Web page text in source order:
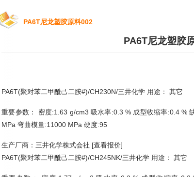
PA6T尼龙塑胶原料002
PA6T尼龙塑胶
PA6T(聚对苯二甲酰己二胺#)/CH230N/三井化学 用途： 其它
重要参数： 密度:1.63 g/cm3 吸水率:0.3 % 成型收缩率:0.4 %
MPa 弯曲模量:11000 MPa 硬度:95
生产厂商：三井化学株式会社 [查看报价]
PA6T(聚对苯二甲酰己二胺#)/CH245NK/三井化学 用途： 其它